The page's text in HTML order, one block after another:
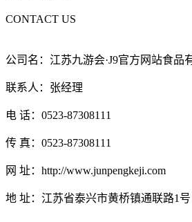
CONTACT US
公司名：江苏九游会·J9官方网站食品
联系人：张经理
电 话：0523-87308111
传 真：0523-87308111
网 址：http://www.junpengkeji.com
地 址：江苏省泰兴市黄桥镇通联路1号